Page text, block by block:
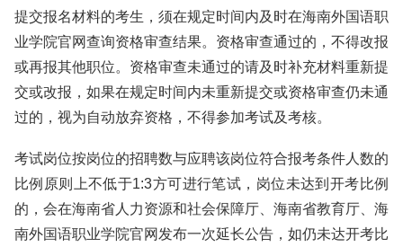
提交报名材料的考生，须在规定时间内及时在海南外国语职
业学院官网查询资格审查结果。资格审查通过的，不得改报
或再报其他职位。资格审查未通过的请及时补充材料重新提
交或改报，如果在规定时间内未重新提交或资格审查仍未通
过的，视为自动放弃资格，不得参加考试及考核。
考试岗位按岗位的招聘数与应聘该岗位符合报考条件人数的
比例原则上不低于1:3方可进行笔试，岗位未达到开考比例
的，会在海南省人力资源和社会保障厅、海南省教育厅、海
南外国语职业学院官网发布一次延长公告，如仍未达开考比